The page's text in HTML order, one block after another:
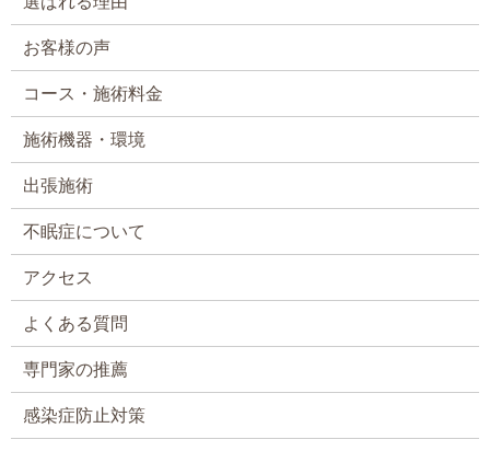
お客様の声
コース・施術料金
施術機器・環境
出張施術
不眠症について
アクセス
よくある質問
専門家の推薦
感染症防止対策